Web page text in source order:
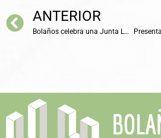
ANTERIOR
Bolaños celebra una Junta Local de Seguridad de cara a la celebración de la Romería de su Patrona, la Virgen del Monte.